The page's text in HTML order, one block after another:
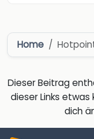
Home
Dieser Beitrag
dieser Links etwas
dich